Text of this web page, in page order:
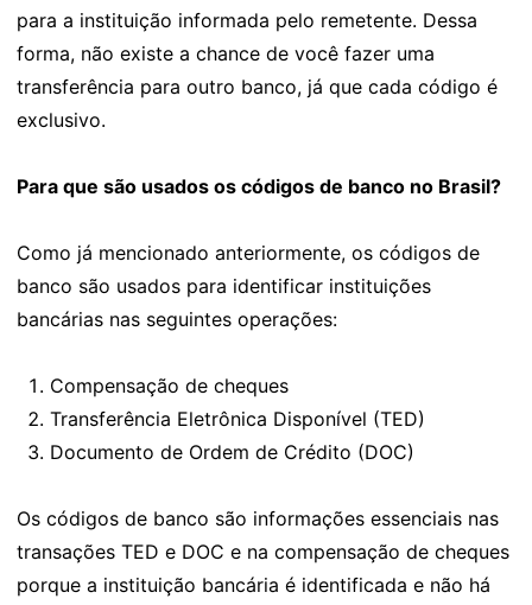
para a instituição informada pelo remetente. Dessa
forma, não existe a chance de você fazer uma
transferência para outro banco, já que cada código é
exclusivo.
Para que são usados os códigos de banco no Brasil?
Como já mencionado anteriormente, os códigos de
banco são usados para identificar instituições
bancárias nas seguintes operações:
Compensação de cheques
Transferência Eletrônica Disponível (TED)
Documento de Ordem de Crédito (DOC)
Os códigos de banco são informações essenciais nas
transações TED e DOC e na compensação de cheques
porque a instituição bancária é identificada e não há